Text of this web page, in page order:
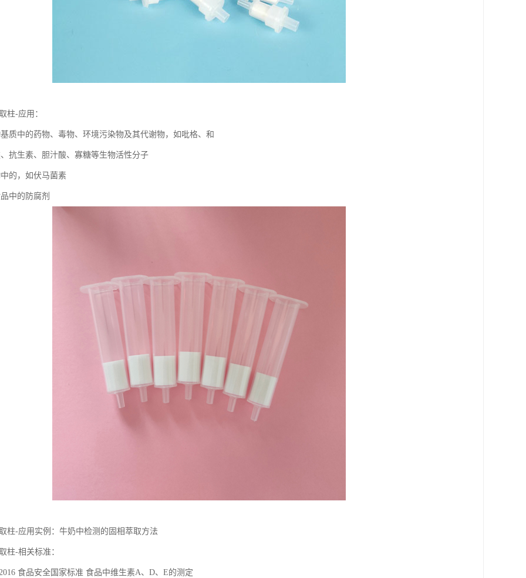
柱-应用：
质中的药物、毒物、环境污染物及其代谢物，如吡格、和
抗生素、胆汁酸、寡糖等生物活性分子
的，如伏马菌素
中的防腐剂
柱-应用实例：牛奶中检测的固相萃取方法
柱-相关标准：
⻝品安全国家标准 ⻝品中维⽣素A、D、E的测定